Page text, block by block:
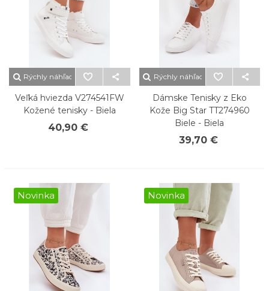
Rýchly náhľad
Veľká hviezda V274541FW
Kožené tenisky - Biela
40,90 €
Rýchly náhľad
Dámske Tenisky z Eko
Kože Big Star TT274960
Biele - Biela
39,70 €
Novinka Novinka